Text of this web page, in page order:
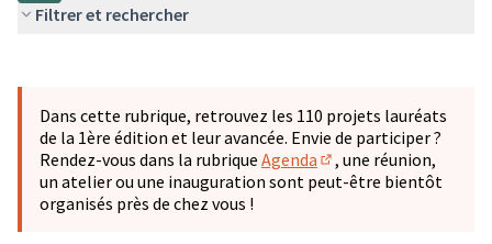
Filtrer et rechercher
−
Dans cette rubrique, retrouvez les 110 projets lauréats
de la 1ère édition et leur avancée. Envie de participer ?
Rendez-vous dans la rubrique Agenda
(S'ouvre dans un
, une réunion,
un atelier ou une inauguration sont peut-être bientôt
organisés près de chez vous !